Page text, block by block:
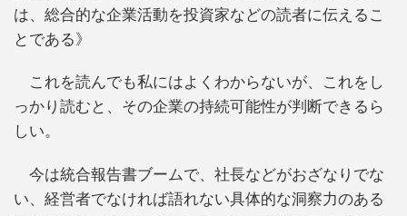
は、総合的な企業活動を投資家などの読者に伝えるこ
とである》
これを読んでも私にはよくわからないが、これをし
っかり読むと、その企業の持続可能性が判断できるら
しい。
今は統合報告書ブームで、社長などがおざなりでな
い、経営者でなければ語れない具体的な洞察力のある